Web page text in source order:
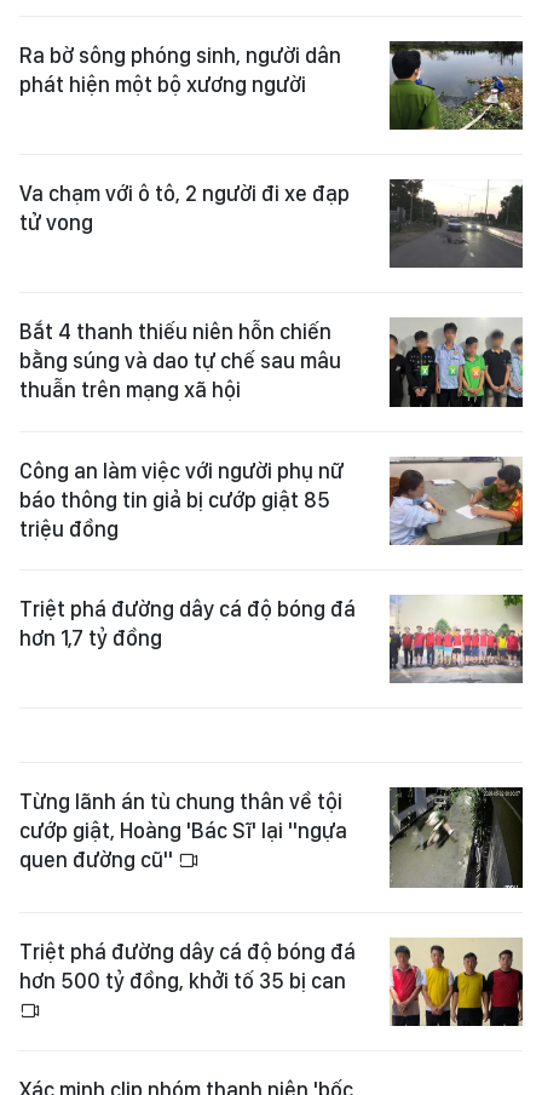
Ra bờ sông phóng sinh, người dân
phát hiện một bộ xương người
Va chạm với ô tô, 2 người đi xe đạp
tử vong
Bắt 4 thanh thiếu niên hỗn chiến
bằng súng và dao tự chế sau mâu
thuẫn trên mạng xã hội
Công an làm việc với người phụ nữ
báo thông tin giả bị cướp giật 85
triệu đồng
Triệt phá đường dây cá độ bóng đá
hơn 1,7 tỷ đồng
Từng lãnh án tù chung thân về tội
cướp giật, Hoàng 'Bác Sĩ' lại "ngựa
quen đường cũ"
Triệt phá đường dây cá độ bóng đá
hơn 500 tỷ đồng, khởi tố 35 bị can
Xác minh clip nhóm thanh niên 'bốc